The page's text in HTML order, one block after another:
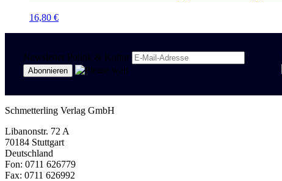
16,80 €
Newsletter Politik & Kultur
Schmetterling Verlag GmbH
Libanonstr. 72 A
70184 Stuttgart
Deutschland
Fon: 0711 626779
Fax: 0711 626992